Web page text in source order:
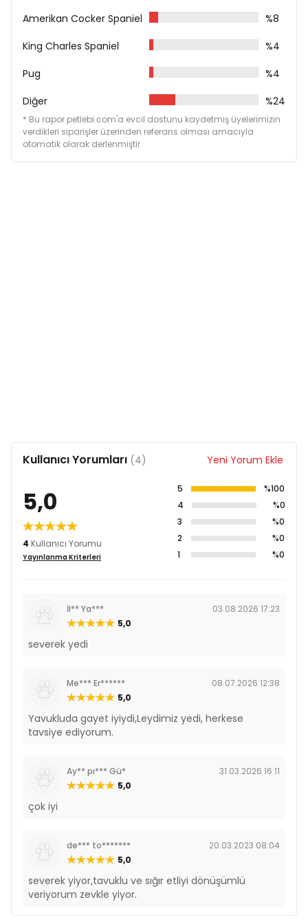
tüketmesini sağlayabilirsiniz.
Besleme talimatı için ürün üzerinden yardım
alabilirsiniz.
Köpeğiniz için mutlaka taze içme suyu bulundurunuz.
Amerikan Cocker Spaniel
%8
King Charles Spaniel
%4
Pug
%4
Diğer
%24
* Bu rapor petlebi.com'a evcil dostunu kaydetmiş üyelerimizin
verdikleri siparişler üzerinden referans olması amacıyla
otomatik olarak derlenmiştir.
Kullanıcı Yorumları (4) Yeni Yorum Ekle
5,0
4 Kullanıcı Yorumu
Yayınlanma Kriterleri
5
%100
4
%0
3
%0
2
%0
1
%0
İl** Ya***
03.08.2026 17:23
5,0
severek yedi
Me*** Er******
08.07.2026 12:38
5,0
Yavukluda gayet iyiydi,Leydimiz yedi, herkese
tavsiye ediyorum.
Ay** pı*** Gü*
31.03.2026 16:11
5,0
çok iyi
de*** to*******
20.03.2023 08:04
5,0
severek yiyor,tavuklu ve sığır etliyi dönüşümlü
veriyorum zevkle yiyor.